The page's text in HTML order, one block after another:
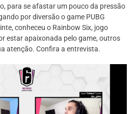
para se afastar um pouco da pressão
por diversão o game PUBG
conheceu o Rainbow Six, jogo
estar apaixonada pelo game, outros
atenção. Confira a entrevista.